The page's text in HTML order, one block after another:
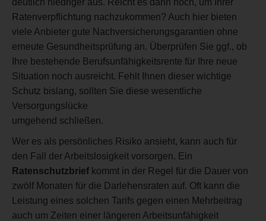
deutlich niedriger aus. Reicht es dann noch, um Ihrer
Ratenverpflichtung nachzukommen? Auch hier bieten
viele Anbieter gute Nachversicherungsgarantien ohne
erneute Gesundheitsprüfung an. Überprüfen Sie ggf., ob
Ihre bestehende Berufsunfähigkeitsrente für Ihre neue
Situation noch ausreicht. Fehlt Ihnen dieser wichtige
Schutz bislang, sollten Sie diese wesentliche
Versorgungslücke
umgehend schließen.
Wer es als persönliches Risiko ansieht, kann auch für
den Fall der Arbeitslosigkeit vorsorgen. Ein
Ratenschutzbrief kommt in der Regel für die Dauer von
zwölf Monaten für die Darlehensraten auf. Oft kann die
Leistung eines solchen Tarifs gegen einen Mehrbeitrag
auch um Zeiten einer längeren Arbeitsunfähigkeit